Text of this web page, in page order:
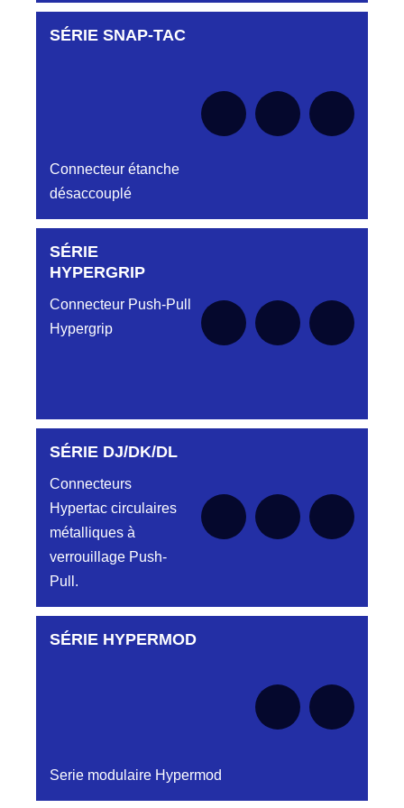
Aucune pièce disponible pour cette série pour
SÉRIE SNAP-TAC
Connecteur étanche
désaccouplé
Aucune pièce disponible pour cette série pour
SÉRIE
HYPERGRIP
Connecteur Push-Pull
Hypergrip
Aucune pièce disponible pour cette série pour
SÉRIE DJ/DK/DL
Connecteurs
Hypertac circulaires
métalliques à
verrouillage Push-
Pull.
Aucune pièce disponible pour cette série pour
SÉRIE HYPERMOD
Serie modulaire Hypermod